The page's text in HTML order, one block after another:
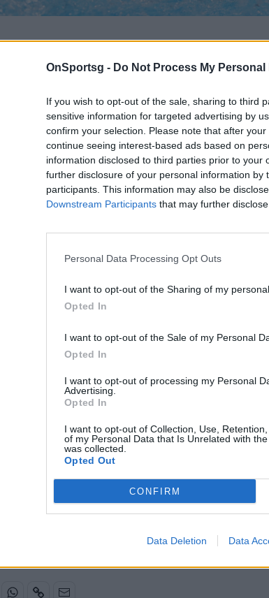
OnSportsg - Do Not Process My
If you wish to opt-out of the sale, sharing to third
sensitive information for targeted advertising by
confirm your selection. Please note that after
continue seeing interest-based ads based on
information disclosed to third parties prior to
further disclosure of your personal information by
participants. This information may also be
Downstream Participants that may further
Personal Data Processing Opt Outs
I want to opt-out of the Sharing of my personal
Opted In
I want to opt-out of the Sale of my Personal
Opted In
I want to opt-out of processing my Personal
Advertising.
Opted In
I want to opt-out of Collection, Use,
of my Personal Data that Is Unrelated with
was collected.
Opted Out
CONFIRM
Data Deletion Data
άρθρα του OnSports όταν αναζητάς ειδήσεις
Προσθήκη ως προτιμώμενη πηγή
στα αποτελέσματα Google
χάρισε στην Ελλάδα το τρίτο της χρυσό
των Μεσογειακών Αγώνων του
κυριάρχησε στον τελικό των 50μ.
ανέβηκε στο ψηλότερο σκαλί του βάθρου,
Βιόλα Σκότο ντι Κάρλο (26.25) και Σόνια